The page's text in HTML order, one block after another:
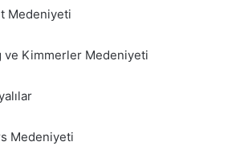
Medeniyeti
ve Kimmerler Medeniyeti
Medeniyeti